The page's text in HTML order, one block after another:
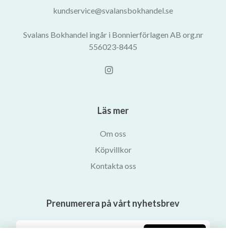
kundservice@svalansbokhandel.se
Svalans Bokhandel ingår i Bonnierförlagen AB org.nr
556023-8445
Läs mer
Om oss
Köpvillkor
Kontakta oss
Prenumerera på vårt nyhetsbrev